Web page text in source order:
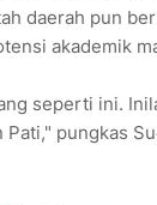
daerah pun
akademik
seperti ini.
pungkas